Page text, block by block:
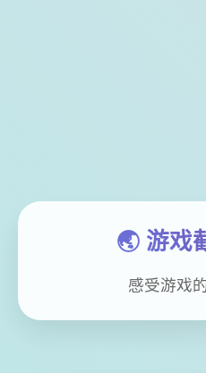
🌏 游戏
感受游戏